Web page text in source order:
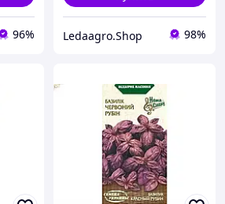
96% Ledaagro.Shop 98%